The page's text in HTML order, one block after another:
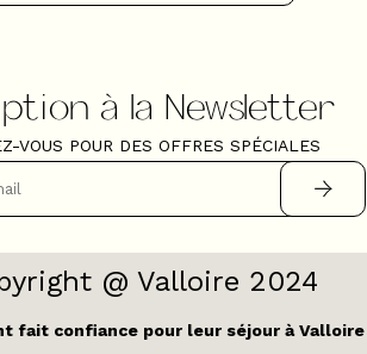
à la Newsletter
VOUS POUR DES OFFRES SPÉCIALES
@ Valloire 2024
fait confiance pour leur séjour à Valloire